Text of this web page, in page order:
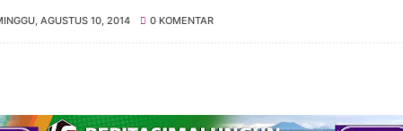
AGUSTUS 10, 2014 0 KOMENTAR